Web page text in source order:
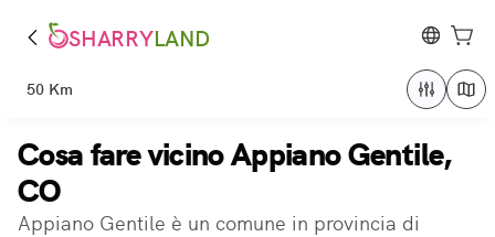
SHARRYLAND
50 Km
Cosa fare vicino Appiano Gentile,
CO
Appiano Gentile è un comune in provincia di